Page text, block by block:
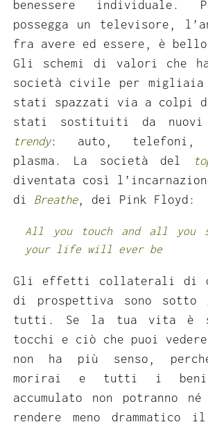
benessere individuale.
possegga un televisore,
fra avere ed essere, è
Gli schemi di valori che
società civile per migliaia
stati spazzati via a colpi
stati sostituiti da
trendy: auto, telefoni,
plasma. La società del
diventata così
di Breathe, dei Pink Floyd:
All you touch and all you
your life will ever be
Gli effetti collaterali di
di prospettiva sono
tutti. Se la tua vita è
tocchi e ciò che puoi
non ha più senso,
morirai e tutti i beni
accumulato non potranno
rendere meno drammatico